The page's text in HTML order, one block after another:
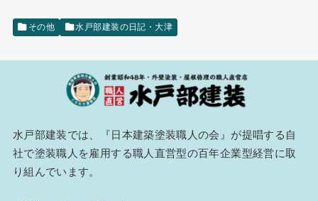
その他 水戸部建装の日記・大津
水戸部建装では、『 日本建築塗装職人の会 』が提唱する自
社で塗装職人を雇用する職人直営型の百年企業型経営に取
り組んでいます。